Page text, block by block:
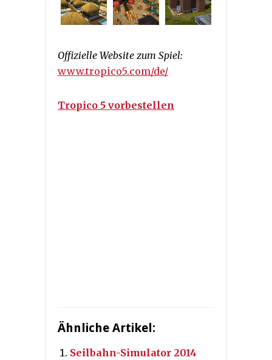
Offizielle Website zum Spiel:
www.tropico5.com/de/
Tropico 5 vorbestellen
Ähnliche Artikel:
Seilbahn-Simulator 2014